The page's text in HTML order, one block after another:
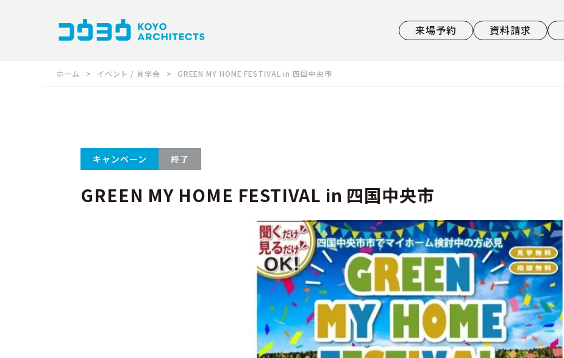
来場予約 資料請求
ホーム イベント / 見学会 GREEN MY HOME FESTIVAL in 四国中央市
キャンペーン 終了
GREEN MY HOME FESTIVAL in 四国中央市